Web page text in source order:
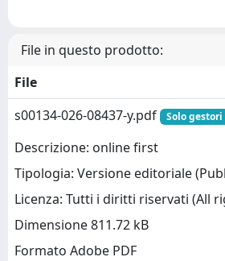
File in questo prodotto:
File
s00134-026-08437-y.pdf
Solo
Descrizione: online first
Tipologia: Versione editoriale
Licenza: Tutti i diritti riservati (All
Dimensione 811.72 kB
Formato Adobe PDF